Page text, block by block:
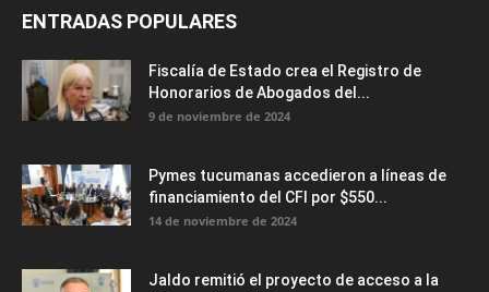
ENTRADAS POPULARES
Fiscalía de Estado crea el Registro de
Honorarios de Abogados del...
9 de noviembre de 2024
Pymes tucumanas accedieron a líneas de
financiamiento del CFI por $550...
14 de noviembre de 2024
Jaldo remitió el proyecto de acceso a la